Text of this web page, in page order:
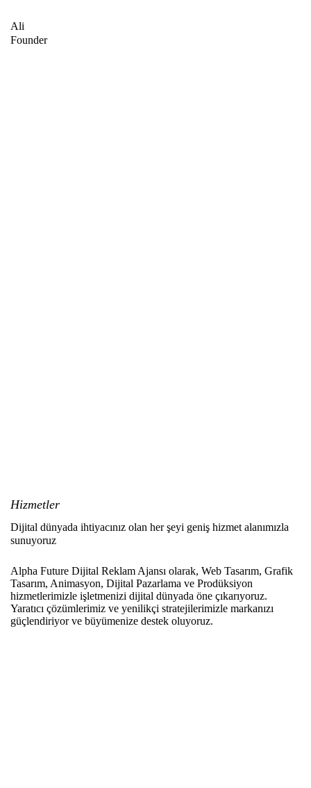
Ali
Founder
Hizmetler
Dijital dünyada ihtiyacınız olan her şeyi geniş hizmet alanımızla
sunuyoruz
Alpha Future Dijital Reklam Ajansı olarak, Web Tasarım, Grafik
Tasarım, Animasyon, Dijital Pazarlama ve Prodüksiyon
hizmetlerimizle işletmenizi dijital dünyada öne çıkarıyoruz.
Yaratıcı çözümlerimiz ve yenilikçi stratejilerimizle markanızı
güçlendiriyor ve büyümenize destek oluyoruz.